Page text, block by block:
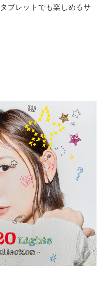
ブレットでも楽しめるサ